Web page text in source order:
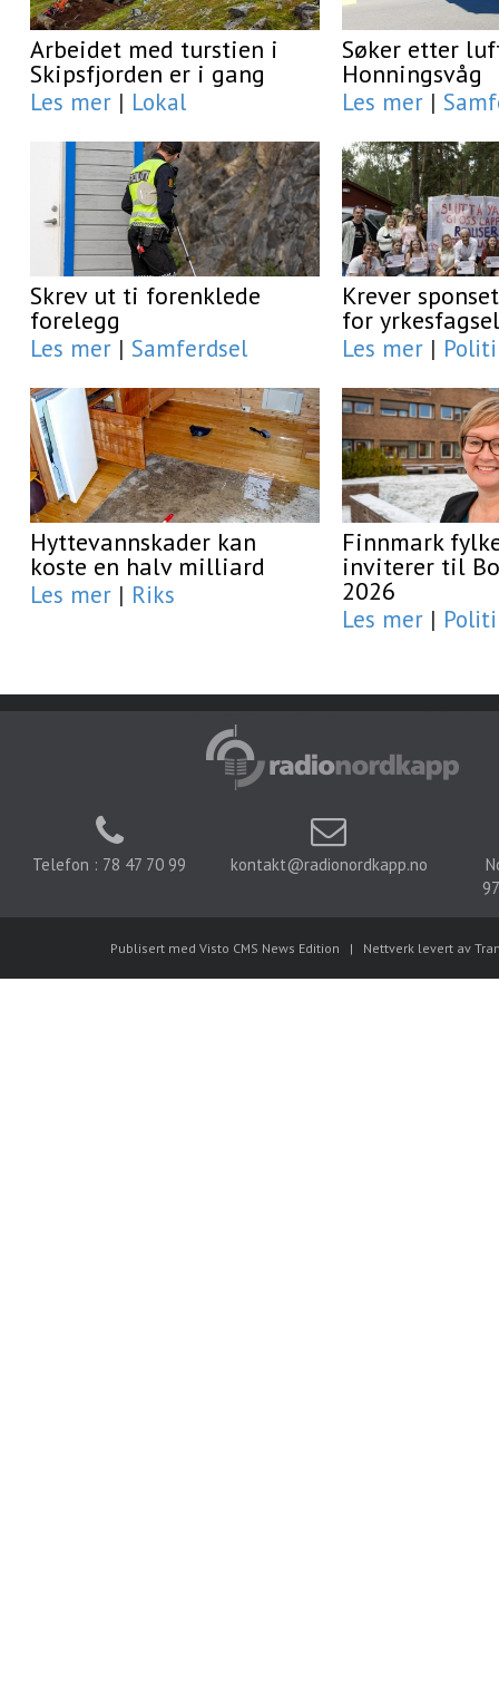
Arbeidet med turstien i
Skipsfjorden er i gang
Les mer | Lokal
Søker etter
Honningsvåg
Les mer |
Skrev ut ti forenklede
forelegg
Les mer | Samferdsel
Krever
for
Les mer |
Hyttevannskader kan
koste en halv milliard
Les mer | Riks
Finnmark
inviterer til
2026
Les mer |
Telefon : 78 47 70 99 kontakt@radionordkapp.no
Publisert med Visto CMS News Edition | Nettverk levert av